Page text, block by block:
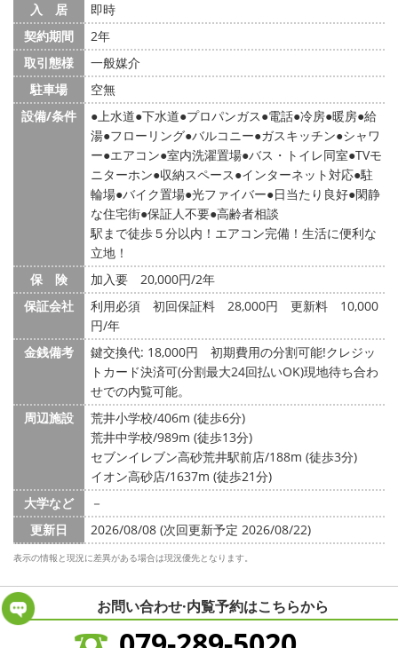
入 居
即時
契約期間
2年
取引態様
一般媒介
駐車場
空無
設備/条件
上水道 下水道 プロパンガス 電話 冷房 暖房 給
湯 フローリング バルコニー ガスキッチン シャワ
ー エアコン 室内洗濯置場 バス・トイレ同室 TVモ
ニターホン 収納スペース インターネット対応 駐
輪場 バイク置場 光ファイバー 日当たり良好 閑静
な住宅街 保証人不要 高齢者相談
駅まで徒歩５分以内！エアコン完備！生活に便利な
立地！
保 険
加入要 20,000円/2年
保証会社
利用必須 初回保証料 28,000円 更新料 10,000
円/年
金銭備考
鍵交換代: 18,000円
初期費用の分割可能!クレジッ
トカード決済可(分割最大24回払いOK)現地待ち合わ
せでの内覧可能。
周辺施設
荒井小学校/406m (徒歩6分)
荒井中学校/989m (徒歩13分)
セブンイレブン高砂荒井駅前店/188m (徒歩3分)
イオン高砂店/1637m (徒歩21分)
大学など
－
更新日
2026/08/08 (次回更新予定 2026/08/22)
表示の情報と現況に差異がある場合は現況優先となります。
お問い合わせ·内覧予約はこちらから